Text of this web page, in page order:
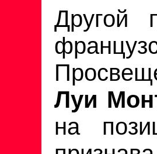
Другой
Луи
на